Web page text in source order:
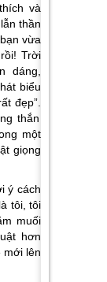
và
thần
vừa
Trời
dáng,
biểu
đẹp”.
thắn
một
giọng
ý cách
tôi, tôi
muối
hơn
mới lên